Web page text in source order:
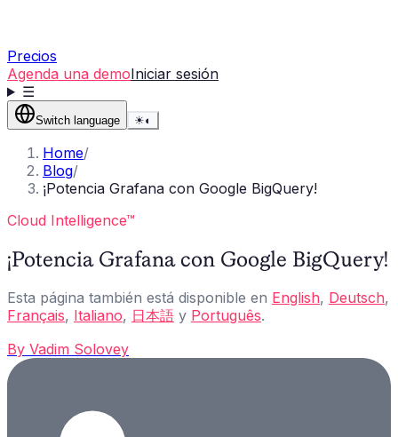
Precios
Agenda una demoIniciar sesión
☰
Switch language ☀◐
Home/
Blog/
¡Potencia Grafana con Google BigQuery!
Cloud Intelligence™
¡Potencia Grafana con Google BigQuery!
Esta página también está disponible en English, Deutsch,
Français, Italiano, 日本語 y Português.
By Vadim Solovey